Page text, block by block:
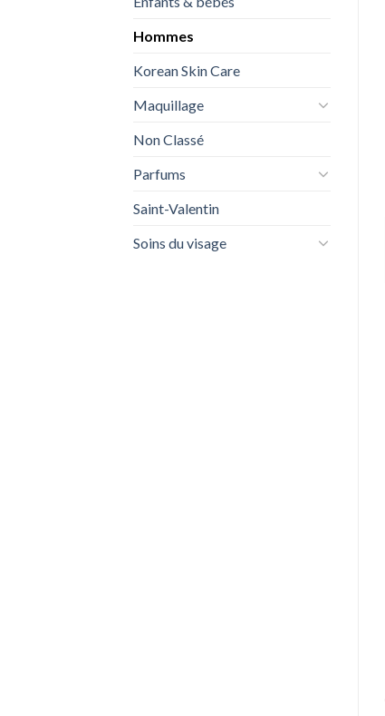
Hommes
Korean Skin Care
Maquillage
Non Classé
Parfums
Saint-Valentin
Soins du visage